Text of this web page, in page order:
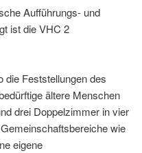
Aufführungs- und
ist die VHC 2
die Feststellungen des
ältere Menschen
drei Doppelzimmer in vier
wie
eigene